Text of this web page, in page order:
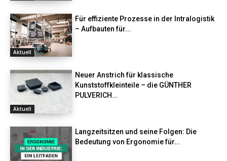
Aktuell
Für effiziente Prozesse in der Intralogistik
– Aufbauten für...
Aktuell
Neuer Anstrich für klassische
Kunststoffkleinteile – die GÜNTHER
PULVERICH...
Langzeitsitzen und seine Folgen: Die
Bedeutung von Ergonomie für...